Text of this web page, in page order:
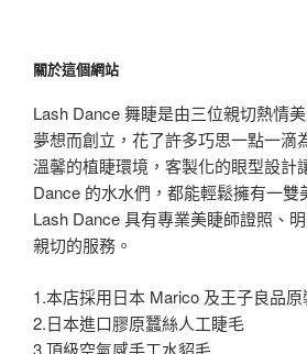
關於這個網站
Lash Dance 舞睫是由三位親切熱情
夢想而創立，花了許多巧思一點一滴
溫馨的植睫環境，客製化的眼型設計
Dance 的水水們，都能輕鬆擁有一雙
Lash Dance 具有專業美睫師證照、
親切的服務。
1.本店採用日本 Marico 及王子良品
2.日本進口膠原蠶絲人工睫毛
3.頂級空氣感手工水貂毛